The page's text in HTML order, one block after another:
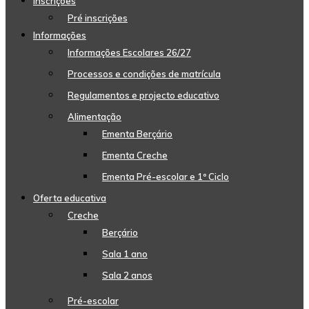
Pré inscrições
Informações
Informações Escolares 26/27
Processos e condições de matrícula
Regulamentos e projecto educativo
Alimentação
Ementa Berçário
Ementa Creche
Ementa Pré-escolar e 1º Ciclo
Oferta educativa
Creche
Berçário
Sala 1 ano
Sala 2 anos
Pré-escolar